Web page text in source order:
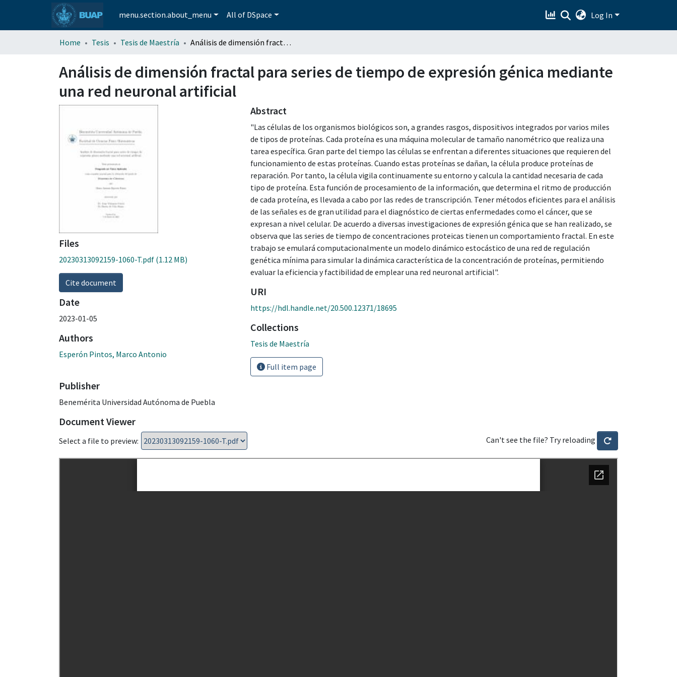
menu.section.about_menu All of DSpace Log In
Home Tesis Tesis de Maestría Análisis de dimensión fractal para series de tiempo de expresión génica mediante una red neuronal artificial
Análisis de dimensión fractal para series de tiempo de expresión génica mediante
una red neuronal artificial
Files
20230313092159-1060-T.pdf (1.12 MB)
Cite document
Date
2023-01-05
Authors
Esperón Pintos, Marco Antonio
Publisher
Benemérita Universidad Autónoma de Puebla
Abstract
"Las células de los organismos biológicos son, a grandes rasgos, dispositivos integrados por varios miles
de tipos de proteínas. Cada proteína es una máquina molecular de tamaño nanométrico que realiza una
tarea específica. Gran parte del tiempo las células se enfrentan a diferentes situaciones que requieren del
funcionamiento de estas proteínas. Cuando estas proteínas se dañan, la célula produce proteínas de
reparación. Por tanto, la célula vigila continuamente su entorno y calcula la cantidad necesaria de cada
tipo de proteína. Esta función de procesamiento de la información, que determina el ritmo de producción
de cada proteína, es llevada a cabo por las redes de transcripción. Tener métodos eficientes para el análisis
de las señales es de gran utilidad para el diagnóstico de ciertas enfermedades como el cáncer, que se
expresan a nivel celular. De acuerdo a diversas investigaciones de expresión génica que se han realizado, se
observa que las series de tiempo de concentraciones proteicas tienen un comportamiento fractal. En este
trabajo se emulará computacionalmente un modelo dinámico estocástico de una red de regulación
genética mínima para simular la dinámica característica de la concentración de proteínas, permitiendo
evaluar la eficiencia y factibilidad de emplear una red neuronal artificial".
URI
https://hdl.handle.net/20.500.12371/18695
Collections
Tesis de Maestría
Full item page
Document Viewer
Select a file to preview: Can't see the file? Try reloading